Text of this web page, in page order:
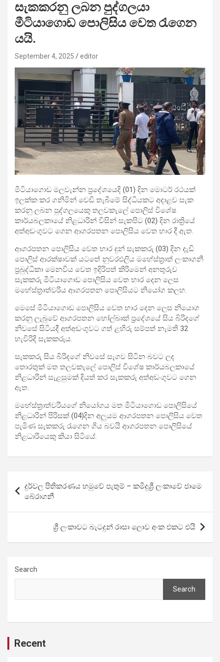
සැකකරනු ලබන පුද්ගලයා
මීටියාගොඩ පොලිසිය වෙත රැගෙන
යයි.
September 4, 2025 editor
මීටියාගොඩ මලවැන්න ප්‍රදේශයෙදි (01) දින මොටර් රථයක්
ඉලක්ක කර ගනිමින් වෙඩි තැබීමේ සිද්ධියකට අදාළව සැක
කරනු ලබන පුද්ගලයෙකු තලවකැලේ පොලිස් විශේෂ
කාර්යබලකායේ නිළධාරින් විසින් සැකපිට (02) දින රාත්‍රියේ
අත්අඩංගුවට ගෙන ආගරපතන පොලිසිය වෙත භාර දී ඇත.
ආගරපතන පොලිසිය වෙත භාර දුන් සැකකරු (03) දින දැඩි
පොලිස් ආරක්ෂාවක් යටතේ නුවරඑලිය මහේස්ත්‍රාත් ලංකාගනී
ප්‍රබුද්ධිකා මෙනවිය වෙත ඉදිරිපත් කිරිමෙන් අනතුරුව
සැකකරු මීටියාගොඩ පොලිසිය වෙත භාර දෙන ලෙස
මහේස්ත්‍රාත්වරිය ආගරපතන පොලිසියට නියෝග කලහ.
මෙසේ මීටියාගොඩ පොලිසිය වෙත භාර දෙන ලෙස නියොග
කරනු ලැබුවේ ආගරපතන හෝල්බෘක් ප්‍රදේශයේ සිය බිරිදගේ
නිවසේ සිටියදී අත්අඩංගුවට ගත් ළහිරු සම්පත් නැමති 32
හැවිරිදි සැකකරුය.
සැකකරු සිය බිරිදගේ නිවසේ සැගව සිටින බවට ලද
තොරතුක් මත තලවකැලේ පොලිස් විශේෂ කාර්යබලකායේ
නිළධාරින් සැළසුමක් දියත් කර සැකකරු අත්අඩංගුවට ගෙන
ඇත.
මහේස්ත්‍රාත්වරියගේ නියෝගය මත මීටියාගොඩ පොලිසියේ
නිළධාරින් පිරිසක් (04)දින අලුයම ආගරපතන පොලිසිය වෙත
පැමිණ සැකකරු රැගෙන ගිය බවයි ආගරපතන පොලිසියේ
නිළධාරියෙකු කියා සිටියේ.
navigation
දුර්වල පිතිකරණය හමුවේ පැතුම් – කමිදුශ්‍රී ලංකාවේ ජාමෙ
බේරාගනී
ශ්‍රී ලංකා­වට බැට­දුන් රාසා ලොව අංක එකට එයි
Search
Search
Recent